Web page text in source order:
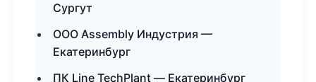
Сургут
ООО Assembly Индустрия —
Екатеринбург
ПК Line TechPlant — Екатеринбург